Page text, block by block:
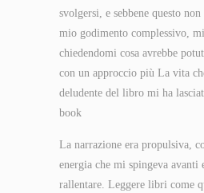
svolgersi, e sebbene questo
mio godimento complessivo,
chiedendomi cosa avrebbe
con un approccio più La vita
deludente del libro mi ha
book
La narrazione era propulsiva,
energia che mi spingeva
rallentare. Leggere libri come